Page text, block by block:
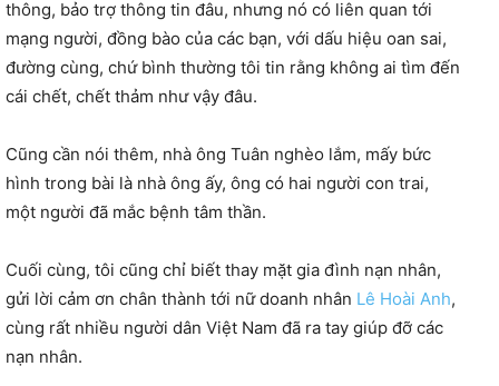
thông, bảo trợ thông tin đâu, nhưng nó có liên quan tới
mạng người, đồng bào của các bạn, với dấu hiệu oan sai,
đường cùng, chứ bình thường tôi tin rằng không ai tìm đến
cái chết, chết thảm như vậy đâu.
Cũng cần nói thêm, nhà ông Tuân nghèo lắm, mấy bức
hình trong bài là nhà ông ấy, ông có hai người con trai,
một người đã mắc bệnh tâm thần.
Cuối cùng, tôi cũng chỉ biết thay mặt gia đình nạn nhân,
gửi lời cảm ơn chân thành tới nữ doanh nhân Lê Hoài Anh,
cùng rất nhiều người dân Việt Nam đã ra tay giúp đỡ các
nạn nhân.